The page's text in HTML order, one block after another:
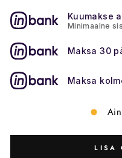
Kuumakse
Minimaalne
Maksa 30
Maksa
LISA